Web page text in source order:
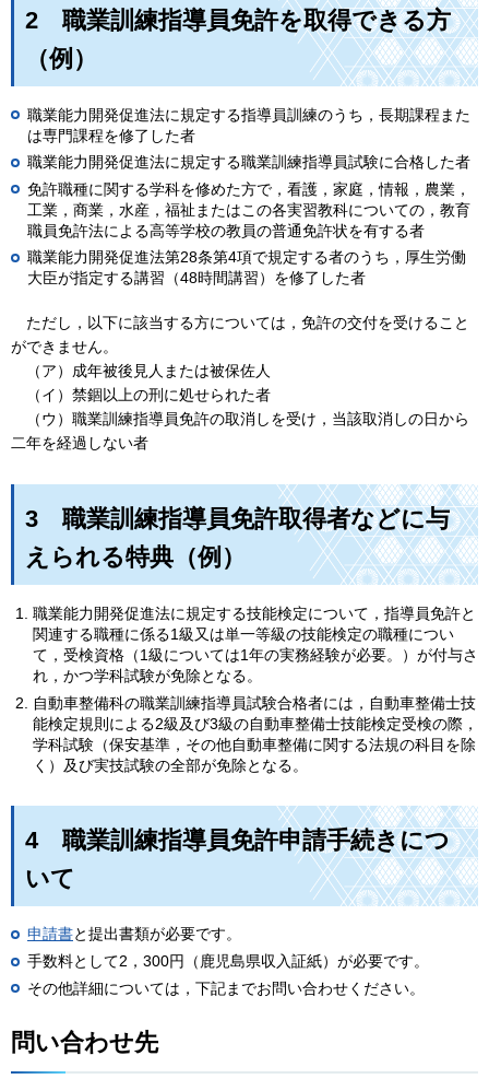
2 職業訓練指導員免許を取得できる方
（例）
職業能力開発促進法に規定する指導員訓練のうち，長期課程また
は専門課程を修了した者
職業能力開発促進法に規定する職業訓練指導員試験に合格した者
免許職種に関する学科を修めた方で，看護，家庭，情報，農業，
工業，商業，水産，福祉またはこの各実習教科についての，教育
職員免許法による高等学校の教員の普通免許状を有する者
職業能力開発促進法第28条第4項で規定する者のうち，厚生労働
大臣が指定する講習（48時間講習）を修了した者
ただし，以下に該当する方については，免許の交付を受けること
ができません。
（ア）成年被後見人または被保佐人
（イ）禁錮以上の刑に処せられた者
（ウ）職業訓練指導員免許の取消しを受け，当該取消しの日から
二年を経過しない者
3 職業訓練指導員免許取得者などに与
えられる特典（例）
職業能力開発促進法に規定する技能検定について，指導員免許と
関連する職種に係る1級又は単一等級の技能検定の職種につい
て，受検資格（1級については1年の実務経験が必要。）が付与さ
れ，かつ学科試験が免除となる。
自動車整備科の職業訓練指導員試験合格者には，自動車整備士技
能検定規則による2級及び3級の自動車整備士技能検定受検の際，
学科試験（保安基準，その他自動車整備に関する法規の科目を除
く）及び実技試験の全部が免除となる。
4 職業訓練指導員免許申請手続きにつ
いて
申請書と提出書類が必要です。
手数料として2，300円（鹿児島県収入証紙）が必要です。
その他詳細については，下記までお問い合わせください。
問い合わせ先